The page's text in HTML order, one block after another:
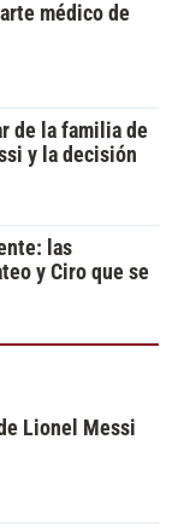
médico de
de la familia de
y la decisión
las
y Ciro que se
Lionel Messi